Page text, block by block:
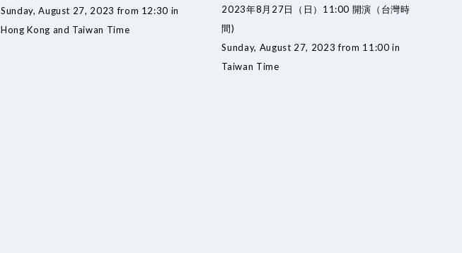
Sunday, August 27, 2023 from 12:30 in
Hong Kong and Taiwan Time
2023年8月27日（日）11:00 開演（台灣時
間)
Sunday, August 27, 2023 from 11:00 in
Taiwan Time